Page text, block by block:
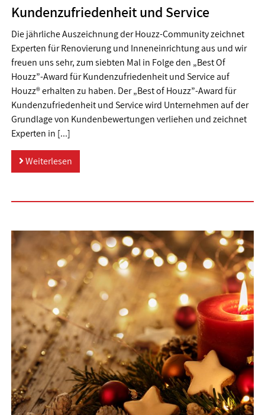
Kundenzufriedenheit und Service
Die jährliche Auszeichnung der Houzz-Community zeichnet
Experten für Renovierung und Inneneinrichtung aus und wir
freuen uns sehr, zum siebten Mal in Folge den „Best Of
Houzz”-Award für Kundenzufriedenheit und Service auf
Houzz® erhalten zu haben. Der „Best of Houzz”-Award für
Kundenzufriedenheit und Service wird Unternehmen auf der
Grundlage von Kundenbewertungen verliehen und zeichnet
Experten in [...]
Weiterlesen